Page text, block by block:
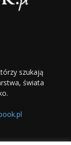
szukają
świata